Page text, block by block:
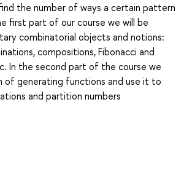
the number of ways a certain pattern
first part of our course we will be
combinatorial objects and notions:
compositions, Fibonacci and
In the second part of the course we
of generating functions and use it to
and partition numbers